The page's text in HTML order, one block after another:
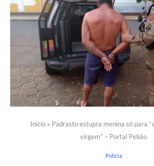
Início» Padrasto estupra menina só para
virgem” – Portal Pebão
Polícia